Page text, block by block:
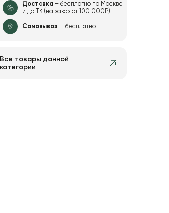
Доставка– бесплатно по Москве
и до ТК (на заказ от 100 000₽)
Самовывоз— бесплатно
Все товары данной
категории